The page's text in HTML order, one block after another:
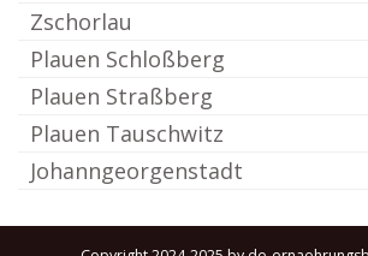
Zschorlau
Plauen Schloßberg
Plauen Straßberg
Plauen Tauschwitz
Johanngeorgenstadt